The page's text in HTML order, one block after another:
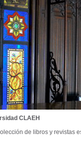
CLAEH
de libros y revistas